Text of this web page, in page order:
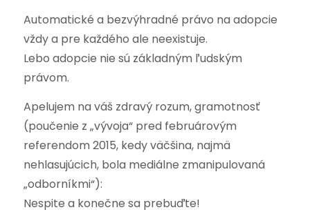
Automatické a bezvýhradné právo na adopcie
vždy a pre každého ale neexistuje.
Lebo adopcie nie sú základným ľudským
právom.
Apelujem na váš zdravý rozum, gramotnosť
(poučenie z „vývoja“ pred februárovým
referendom 2015, kedy väčšina, najmä
nehlasujúcich, bola mediálne zmanipulovaná
„odborníkmi“):
Nespite a konečne sa prebuďte!